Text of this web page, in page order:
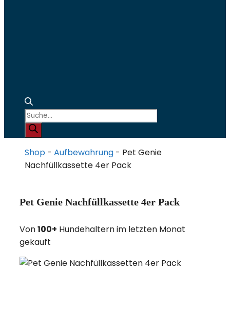
Products
search
Shop - Aufbewahrung - Pet Genie
Nachfüllkassette 4er Pack
Pet Genie Nachfüllkassette 4er Pack
Von100+ Hundehaltern im letzten Monat
gekauft